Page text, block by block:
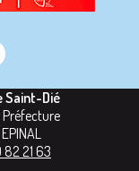
Saint-Dié
Préfecture
EPINAL
21 63